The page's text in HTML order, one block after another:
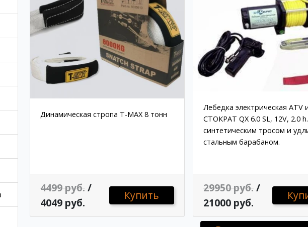
Динамическая стропа T-MAX 8 тонн
4499 руб./
4049 руб.
Купить
Лебедка электрическая ATV
СТОКРАТ QX 6.0 SL, 12V, 2.0
синтетическим тросом и
стальным барабаном.
29950 руб./
21000 руб.